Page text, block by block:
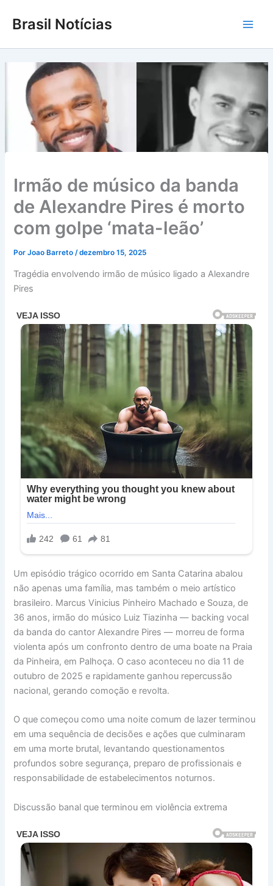
para
conteúdo
Brasil Notícias
Irmão de músico da banda
de Alexandre Pires é morto
com golpe ‘mata-leão’
PorJoao Barreto/dezembro 15, 2025
Tragédia envolvendo irmão de músico ligado a Alexandre
Pires
Um episódio trágico ocorrido em Santa Catarina abalou
não apenas uma família, mas também o meio artístico
brasileiro. Marcus Vinicius Pinheiro Machado e Souza, de
36 anos, irmão do músico Luiz Tiazinha — backing vocal
da banda do cantor Alexandre Pires — morreu de forma
violenta após um confronto dentro de uma boate na Praia
da Pinheira, em Palhoça. O caso aconteceu no dia 11 de
outubro de 2025 e rapidamente ganhou repercussão
nacional, gerando comoção e revolta.
O que começou como uma noite comum de lazer terminou
em uma sequência de decisões e ações que culminaram
em uma morte brutal, levantando questionamentos
profundos sobre segurança, preparo de profissionais e
responsabilidade de estabelecimentos noturnos.
Discussão banal que terminou em violência extrema